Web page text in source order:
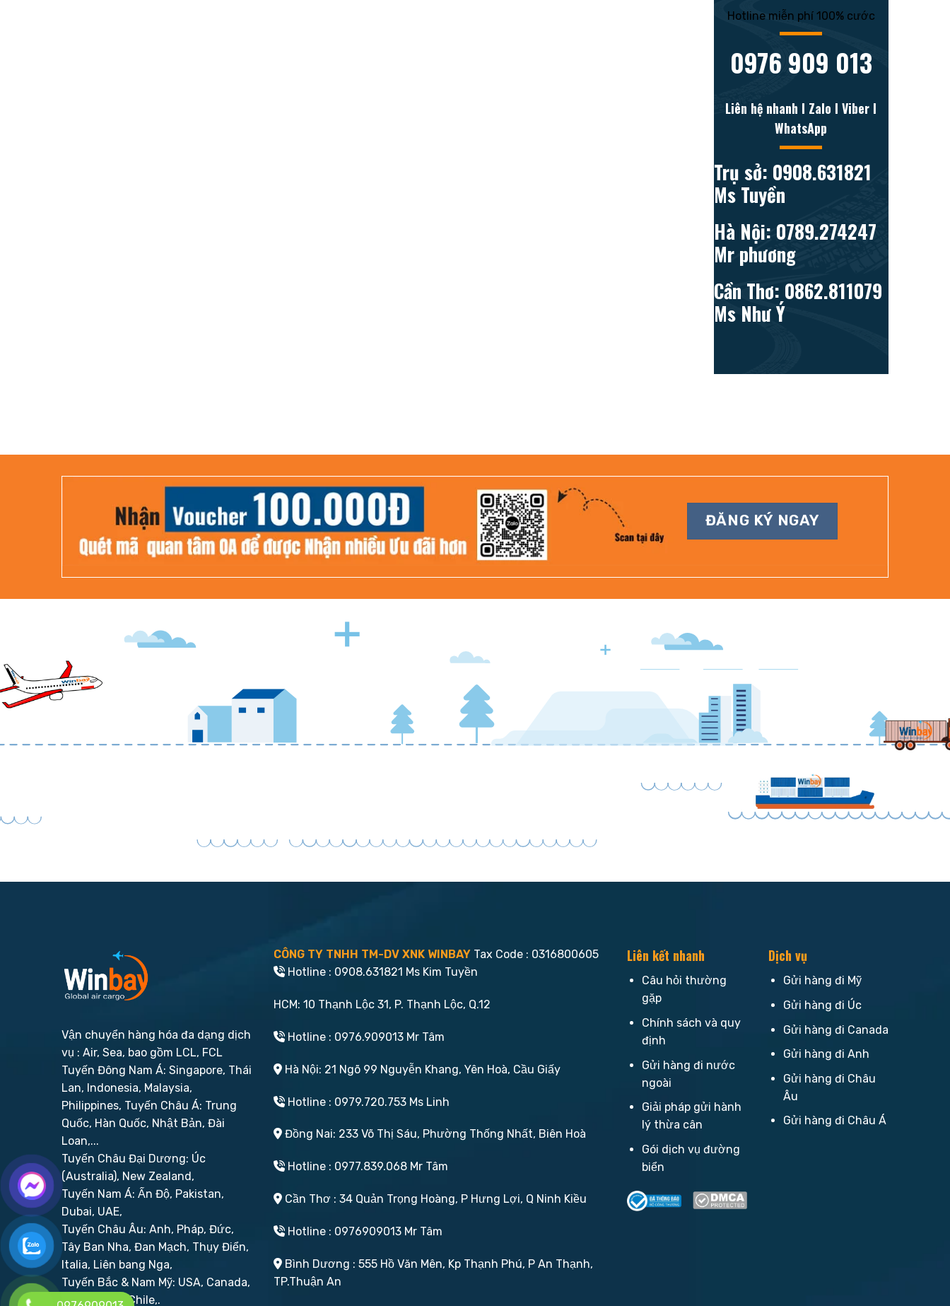
Hotline miễn phí 100% cước
0976 909 013
Liên hệ nhanh l Zalo l Viber l
WhatsApp
Trụ sở: 0908.631821
Ms Tuyền
Hà Nội: 0789.274247
Mr phương
Cần Thơ: 0862.811079
Ms Như Ý
ĐĂNG KÝ NGAY
Vận chuyển hàng hóa đa dạng dịch
vụ : Air, Sea, bao gồm LCL, FCL
Tuyến Đông Nam Á: Singapore, Thái
Lan, Indonesia, Malaysia,
Philippines, Tuyến Châu Á: Trung
Quốc, Hàn Quốc, Nhật Bản, Đài
Loan,...
Tuyến Châu Đại Dương: Úc
(Australia), New Zealand,
Tuyến Nam Á: Ấn Độ, Pakistan,
Dubai, UAE,
Tuyến Châu Âu: Anh, Pháp, Đức,
Tây Ban Nha, Đan Mạch, Thụy Điển,
Italia, Liên bang Nga,
Tuyến Bắc & Nam Mỹ: USA, Canada,
Brazil, Peru, Chile,.
CÔNG TY TNHH TM-DV XNK WINBAY Tax Code : 0316800605
Hotline : 0908.631821 Ms Kim Tuyền
HCM: 10 Thạnh Lộc 31, P. Thạnh Lộc, Q.12
Hotline : 0976.909013 Mr Tâm
Hà Nội: 21 Ngõ 99 Nguyễn Khang, Yên Hoà, Cầu Giấy
Hotline : 0979.720.753 Ms Linh
Đồng Nai: 233 Võ Thị Sáu, Phường Thống Nhất, Biên Hoà
Hotline : 0977.839.068 Mr Tâm
Cần Thơ : 34 Quản Trọng Hoàng, P Hưng Lợi, Q Ninh Kiều
Hotline : 0976909013 Mr Tâm
Bình Dương : 555 Hồ Văn Mên, Kp Thạnh Phú, P An Thạnh,
TP.Thuận An
Liên kết nhanh
Câu hỏi thường
gặp
Chính sách và quy
định
Gửi hàng đi nước
ngoài
Giải pháp gửi hành
lý thừa cân
Gói dịch vụ đường
biển
Dịch vụ
Gửi hàng đi Mỹ
Gửi hàng đi Úc
Gửi hàng đi Canada
Gửi hàng đi Anh
Gửi hàng đi Châu
Âu
Gửi hàng đi Châu Á